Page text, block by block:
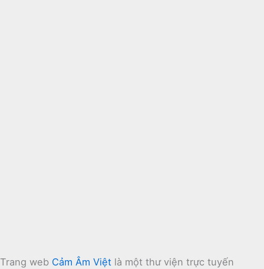
Trang web Cảm Âm Việt là một thư viện trực tuyến